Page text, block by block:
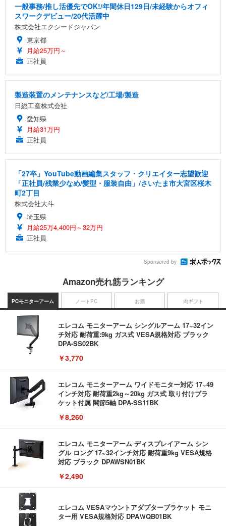
一般事務/推し活優先でOK!/年間休日129日/未経験からオフィ
スワークデビュー/20代活躍中
株式会社エクシードジャパン
東京都
月給25万円～
正社員
製造装置のメンテナンスなど/工場/製造
日総工産株式会社
愛知県
月給31万円
正社員
「27卒」YouTube動画編集スタッフ・クリエイター志望歓迎
「正社員/残業少なめ/髪型・服装自由」/さいたま市大宮区桜木
町2丁目
株式会社大斗
埼玉県
月給25万4,400円～32万円
正社員
Sponsored by
Amazon売れ筋ランキング
PCモニターアーム
エレコム モニターアーム シングルアーム 17~32イン
チ対応 耐荷重:9kg ガス式 VESA規格対応 ブラック
DPA-SS02BK
￥3,770
エレコム モニターアーム ワイドモニター対応 17~49
インチ対応 耐荷重2kg～20kg ガス式 取り付けブラ
ケット付属 関節5軸 DPA-SS11BK
￥8,260
エレコム モニターアーム ディスプレイアーム シン
グル ロング 17~32インチ対応 耐荷重9kg VESA規格
対応 ブラック DPAWSN01BK
￥2,490
エレコム VESAマウントアダプターブラケット モニ
ター用 VESA規格対応 DPAＷQB01BK
ノートPC お酒 肉ギフト